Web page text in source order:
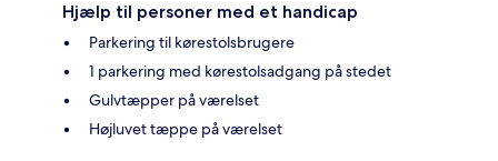
Hjælp til personer med et handicap
Parkering til kørestolsbrugere
1 parkering med kørestolsadgang på stedet
Gulvtæpper på værelset
Højluvet tæppe på værelset